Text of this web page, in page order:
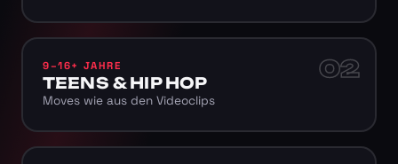
02
9–16+ JAHRE
TEENS & HIP HOP
Moves wie aus den Videoclips